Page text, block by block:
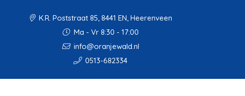
K.R. Poststraat 85, 8441 EN, Heerenveen
Ma - Vr 8:30 - 17:00
info@oranjewald.nl
0513-682334